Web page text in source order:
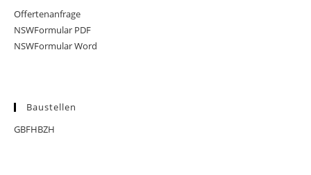
Offertenanfrage
NSWFormular PDF
NSWFormular Word
Baustellen
GBFHBZH